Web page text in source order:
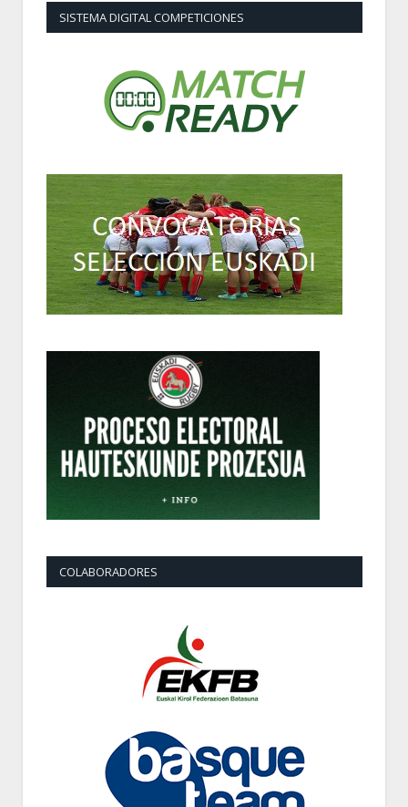
SISTEMA DIGITAL COMPETICIONES
COLABORADORES